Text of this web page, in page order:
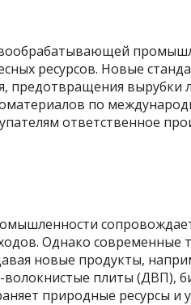
ресурсов. Новые
предотвращения вырубки
по
ответственное
Однако современные
новые продукты,
плиты (ДВП),
природные ресурсы и